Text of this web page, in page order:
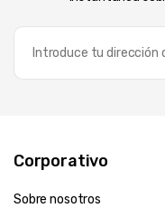
Sofia Martinez
Corporativo
Sobre nosotros